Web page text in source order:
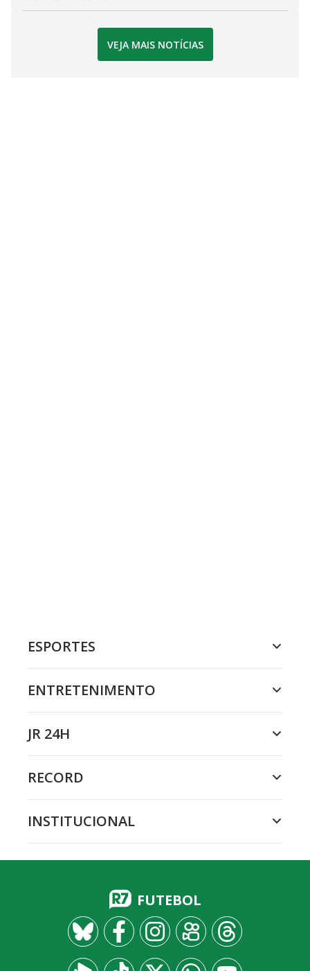
VEJA MAIS NOTÍCIAS
ESPORTES
ENTRETENIMENTO
JR 24H
RECORD
INSTITUCIONAL
FUTEBOL